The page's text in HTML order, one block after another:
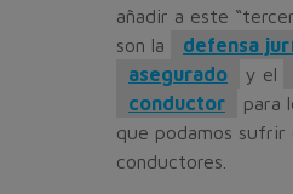
añadir a este
son la
defensa
asegurado
y el
conductor
para
que podamos sufrir
conductores.